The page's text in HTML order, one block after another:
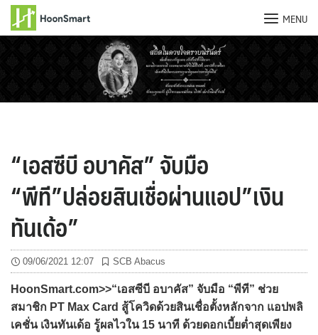
MENU
“เอสซีบี อบาคัส” จับมือ
“พีที”ปล่อยสินเชื่อผ่านแอป”เงิน
ทันเด้อ”
09/06/2021 12:07 SCB Abacus
HoonSmart.com>>“เอสซีบี อบาคัส” จับมือ “พีที” ช่วย
สมาชิก PT Max Card สู้โควิดด้วยสินเชื่อตั้งหลักจาก แอปพลิ
เคชั่น เงินทันเด้อ รู้ผลไวใน 15 นาที ด้วยดอกเบี้ยต่ำสุดเพียง